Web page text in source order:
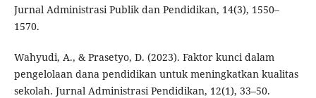
Jurnal Administrasi Publik dan Pendidikan, 14(3), 1550–
1570.
Wahyudi, A., & Prasetyo, D. (2023). Faktor kunci dalam
pengelolaan dana pendidikan untuk meningkatkan kualitas
sekolah. Jurnal Administrasi Pendidikan, 12(1), 33–50.